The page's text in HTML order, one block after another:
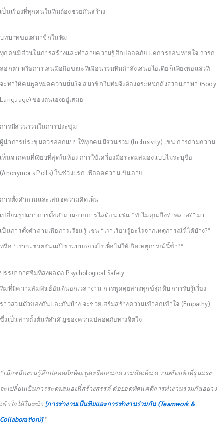
เป็นเรื่องที่ทุกคนในทีมต้องช่วยกันสร้าง
บทบาทของสมาชิกในทีม
ทุกคนมีส่วนในการสร้างและทำลายความรู้สึกปลอดภัย แค่การถอนหายใจ การก
ลอกตา หรือการเล่นมือถือขณะที่เพื่อนร่วมทีมกำลังเสนอไอเดีย ก็เพียงพอแล้วที่
จะทำให้คนพูดหมดความมั่นใจ สมาชิกในทีมจึงต้องตระหนักถึงอวัจนภาษา (Body
Language) ของตนเองอยู่เสมอ
การมีส่วนร่วมในการประชุม
ผู้นำการประชุมควรออกแบบให้ทุกคนมีส่วนร่วม (Inclusivity) เช่น การถามความ
เห็นจากคนที่เงียบที่สุดในห้อง การใช้เครื่องมือระดมสมองแบบไม่ระบุชื่อ
(Anonymous Polls) ในช่วงแรก เพื่อลดความเขินอาย
การตั้งคำถามและเสนอความคิดเห็น
เปลี่ยนรูปแบบการตั้งคำถามจากการไล่ต้อน เช่น “ทำไมคุณถึงทำพลาด?” มา
เป็นการตั้งคำถามเพื่อการเรียนรู้ เช่น “เราเรียนรู้อะไรจากเหตุการณ์นี้ได้บ้าง?”
หรือ “เราจะช่วยกันแก้ไขระบบอย่างไรเพื่อไม่ให้เกิดเหตุการณ์นี้ซ้ำ?”
บรรยากาศทีมที่ส่งผลต่อ Psychological Safety
ทีมที่มีความสัมพันธ์อันดีนอกเวลางาน การพูดคุยสารทุกข์สุกดิบ การรับรู้เรื่อง
ราวส่วนตัวของกันและกันบ้าง จะช่วยเสริมสร้างความเข้าอกเข้าใจ (Empathy)
ซึ่งเป็นสารตั้งต้นที่สำคัญของความปลอดภัยทางจิตใจ
“เมื่อพนักงานรู้สึกปลอดภัยที่จะพูดหรือเสนอความคิดเห็น ความขัดแย้งที่รุนแรง
จะเปลี่ยนเป็นการระดมสมองที่สร้างสรรค์ ต่อยอดทัศนคติการทำงานร่วมกันอย่าง
เข้าใจได้ในหน้า [การทำงานเป็นทีมและการทำงานร่วมกัน (Teamwork &
Collaboration)]“